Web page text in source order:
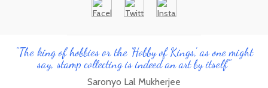
"The king of hobbies or the 'Hobby of Kings', as one might
say, stamp collecting is indeed an art by itself"
Saronyo Lal Mukherjee